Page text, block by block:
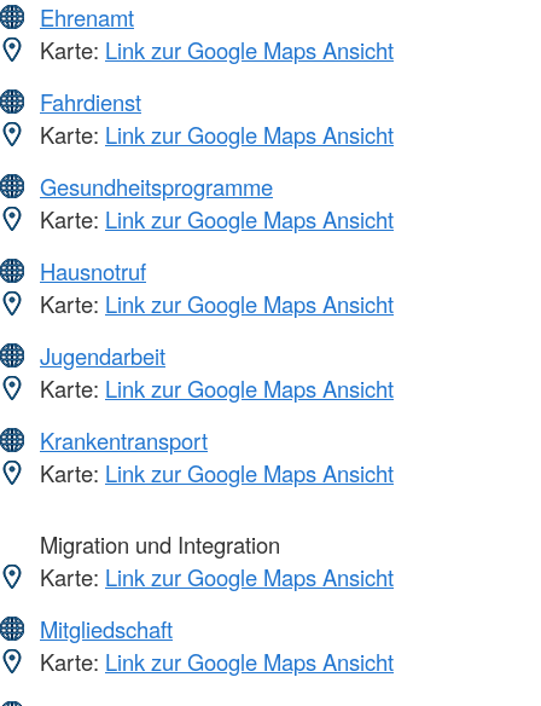
Ehrenamt
Karte: Link zur Google Maps Ansicht
Fahrdienst
Karte: Link zur Google Maps Ansicht
Gesundheitsprogramme
Karte: Link zur Google Maps Ansicht
Hausnotruf
Karte: Link zur Google Maps Ansicht
Jugendarbeit
Karte: Link zur Google Maps Ansicht
Krankentransport
Karte: Link zur Google Maps Ansicht
Migration und Integration
Karte: Link zur Google Maps Ansicht
Mitgliedschaft
Karte: Link zur Google Maps Ansicht